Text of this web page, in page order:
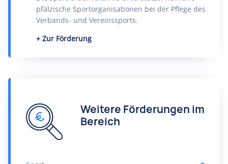
pfälzische Sportorganisationen bei der Pflege des
Verbands- und Vereinssports.
Zur Förderung
Weitere Förderungen im
Bereich